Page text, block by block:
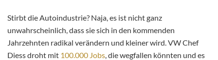
Stirbt die Autoindustrie? Naja, es ist nicht ganz
unwahrscheinlich, dass sie sich in den kommenden
Jahrzehnten radikal verändern und kleiner wird. VW Chef
Diess droht mit 100.000 Jobs , die wegfallen könnten und es